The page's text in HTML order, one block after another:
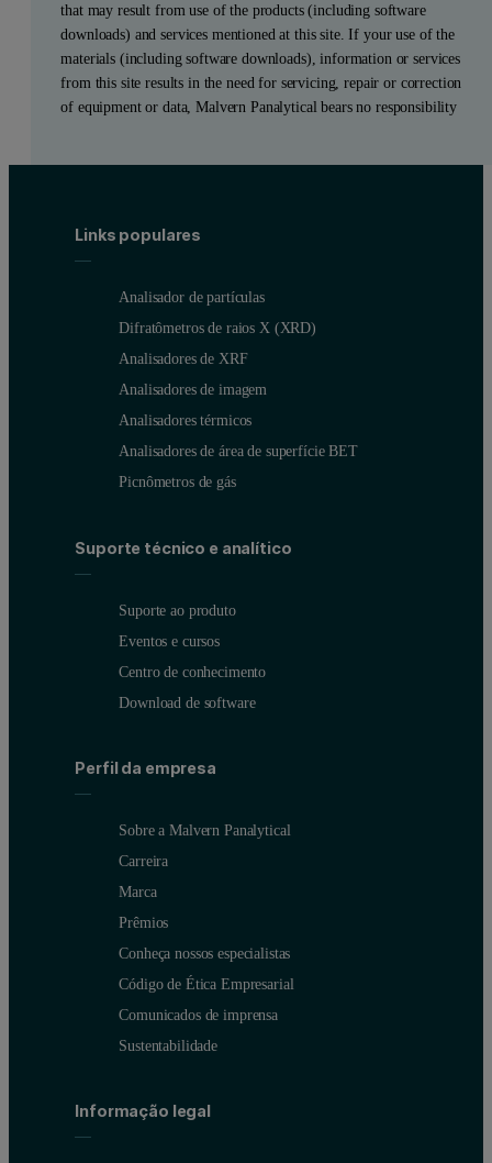
that may result from use of the products (including software
downloads) and services mentioned at this site. If your use of the
materials (including software downloads), information or services
from this site results in the need for servicing, repair or correction
of equipment or data, Malvern Panalytical bears no responsibility
Links populares
Analisador de partículas
Difratômetros de raios X (XRD)
Analisadores de XRF
Analisadores de imagem
Analisadores térmicos
Analisadores de área de superfície BET
Picnômetros de gás
Suporte técnico e analítico
Suporte ao produto
Eventos e cursos
Centro de conhecimento
Download de software
Perfil da empresa
Sobre a Malvern Panalytical
Carreira
Marca
Prêmios
Conheça nossos especialistas
Código de Ética Empresarial
Comunicados de imprensa
Sustentabilidade
Informação legal